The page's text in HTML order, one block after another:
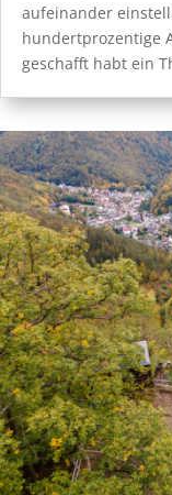
aufeinander
hundertprozentige
geschafft habt ein